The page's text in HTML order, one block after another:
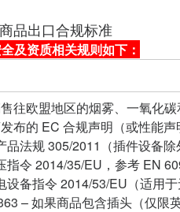
出口合规标准
及资质相关规则如下：
往欧盟地区的烟雾、一氧化
布的 EC 合规声明（或性能
品法规 305/2011（插件设备除
指令 2014/35/EU，参考 EN
设备指令 2014/53/EU（适用于
– 如果商品包含插头（仅限英